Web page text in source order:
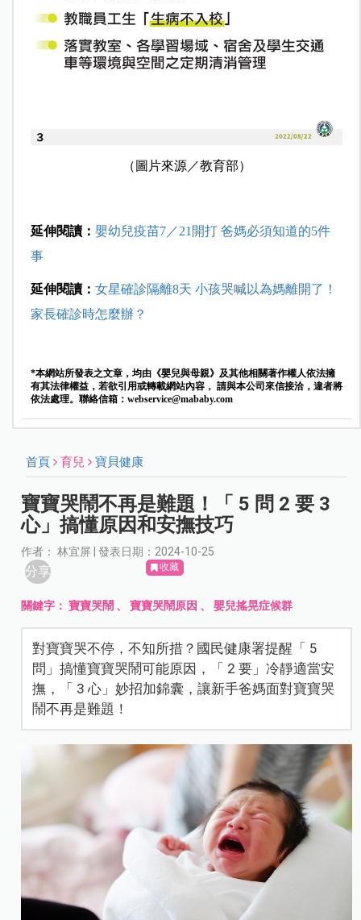
（圖片來源／教育部）
延伸閱讀： 嬰幼兒疫苗7／21開打 爸媽必須知道的5件
事
延伸閱讀： 女星確診隔離8天 小孩哭喊以為媽離開了！
家長確診時怎麼辦？
*本網站所發表之文章，均由《嬰兒與母親》及其他相關著作權人依法擁
有其法律權益，若欲引用或轉載網站內容， 請與本公司來信接洽，違者將
依法處理。聯絡信箱： webservice@mababy.com
首頁 育兒 寶貝健康
寶寶哭鬧不再是難題！「 5 問 2 要 3
心」搞懂原因和安撫技巧
作者： 林宜屏 | 發表日期：2024-10-25
分享 收藏
關鍵字：寶寶哭鬧 、寶寶哭鬧原因 、嬰兒搖晃症候群
對寶寶哭不停，不知所措？國民健康署提醒「 5
問」搞懂寶寶哭鬧可能原因，「 2 要」冷靜適當安
撫，「 3 心」妙招加錦囊，讓新手爸媽面對寶寶哭
鬧不再是難題！